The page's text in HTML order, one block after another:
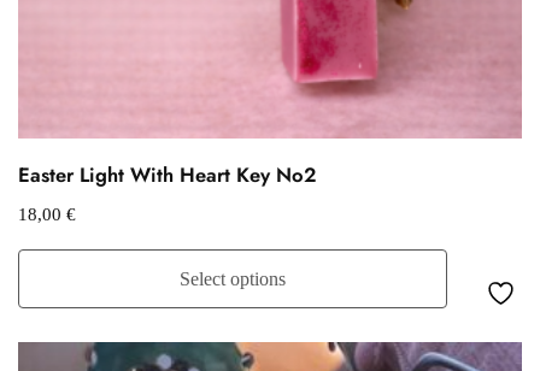
Easter Light With Heart Key No2
18,00 €
Select options